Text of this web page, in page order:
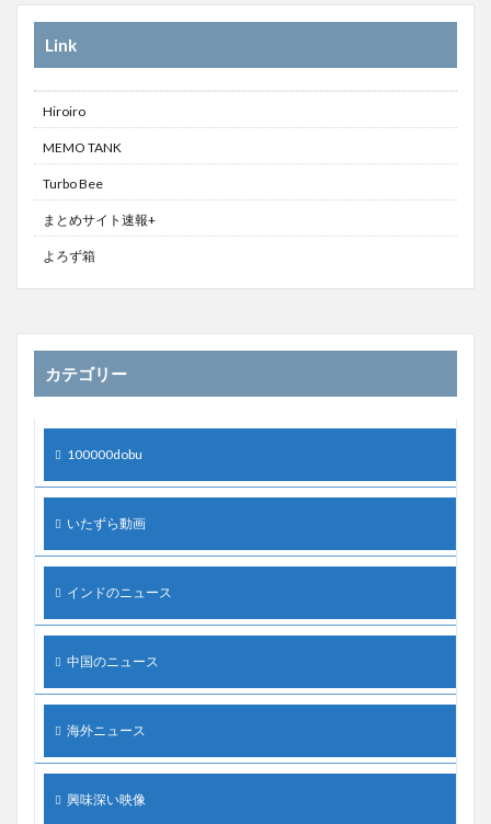
Link
Hiroiro
MEMO TANK
Turbo Bee
まとめサイト速報+
よろず箱
カテゴリー
100000dobu
いたずら動画
インドのニュース
中国のニュース
海外ニュース
興味深い映像